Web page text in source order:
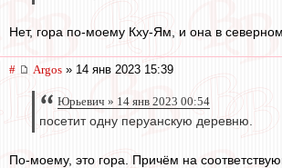
Нет, гора по-моему Кху-Ям, и она в
# Argos » 14 янв 2023 15:39
Юрьевич » 14 янв 2023 00:54
посетит одну перуанскую деревню.
По-моему, это гора. Причём на